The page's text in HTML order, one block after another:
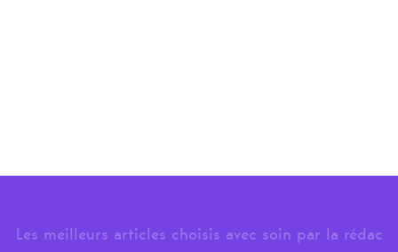
Les meilleurs articles choisis avec soin par la rédac